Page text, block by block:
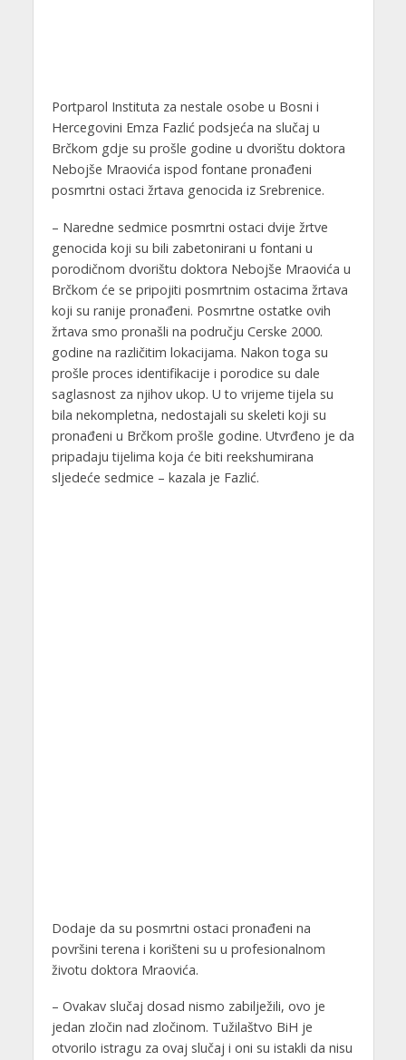
Portparol Instituta za nestale osobe u Bosni i
Hercegovini Emza Fazlić podsjeća na slučaj u
Brčkom gdje su prošle godine u dvorištu doktora
Nebojše Mraovića ispod fontane pronađeni
posmrtni ostaci žrtava genocida iz Srebrenice.
– Naredne sedmice posmrtni ostaci dvije žrtve
genocida koji su bili zabetonirani u fontani u
porodičnom dvorištu doktora Nebojše Mraovića u
Brčkom će se pripojiti posmrtnim ostacima žrtava
koji su ranije pronađeni. Posmrtne ostatke ovih
žrtava smo pronašli na području Cerske 2000.
godine na različitim lokacijama. Nakon toga su
prošle proces identifikacije i porodice su dale
saglasnost za njihov ukop. U to vrijeme tijela su
bila nekompletna, nedostajali su skeleti koji su
pronađeni u Brčkom prošle godine. Utvrđeno je da
pripadaju tijelima koja će biti reekshumirana
sljedeće sedmice – kazala je Fazlić.
Dodaje da su posmrtni ostaci pronađeni na
površini terena i korišteni su u profesionalnom
životu doktora Mraovića.
– Ovakav slučaj dosad nismo zabilježili, ovo je
jedan zločin nad zločinom. Tužilaštvo BiH je
otvorilo istragu za ovaj slučaj i oni su istakli da nisu